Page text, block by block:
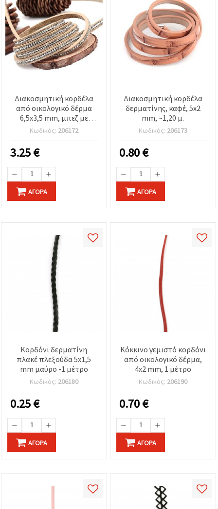
Διακοσμητική κορδέλα
από οικολογικό δέρμα
6,5x3,5 mm, μπεζ με
κρύσταλλα, 1,20 μέτρα
Κωδικός: 206172
3.25€
ΑΓΟΡΆ
Διακοσμητική κορδέλα
δερματίνης, καφέ, 5x2
mm, ~1,20 μ.
Κωδικός: 206173
0.80€
ΑΓΟΡΆ
Κορδόνι δερματίνη
πλακέ πλεξούδα 5x1,5
mm μαύρο -1 μέτρο
Κωδικός: 206180
0.25€
ΑΓΟΡΆ
Κόκκινο γεμιστό κορδόνι
από οικολογικό δέρμα,
4x2 mm, 1 μέτρο
Κωδικός: 206190
0.70€
ΑΓΟΡΆ